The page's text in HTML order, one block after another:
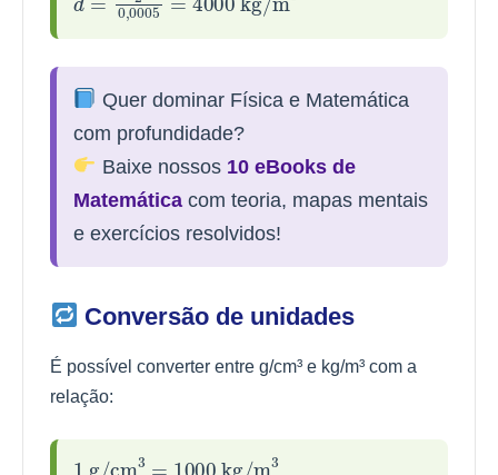
Quer dominar Física e Matemática
com profundidade?
Baixe nossos 10 eBooks de
Matemática com teoria, mapas mentais
e exercícios resolvidos!
Conversão de unidades
É possível converter entre g/cm³ e kg/m³ com a
relação:
1 g/cm 1000 kg/m